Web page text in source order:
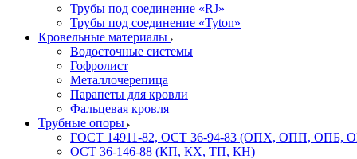
Трубы под соединение «RJ»
Трубы под соединение «Tyton»
Кровельные материалы
Водосточные системы
Гофролист
Металлочерепица
Парапеты для кровли
Фальцевая кровля
Трубные опоры
ГОСТ 14911-82, ОСТ 36-94-83 (ОПХ, ОПП, ОПБ,
ОСТ 36-146-88 (КП, КХ, ТП, КН)